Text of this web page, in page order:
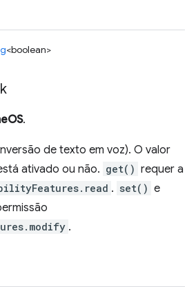
<boolean>
.
de texto em voz). O valor
ativado ou não. get() requer a
. set() e
.